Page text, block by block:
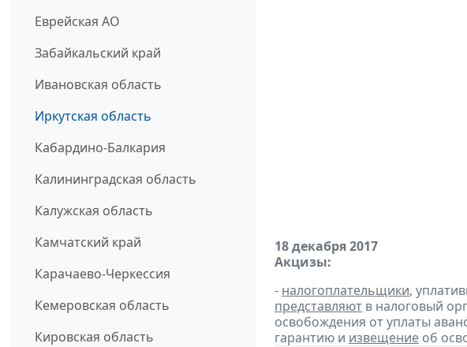
Еврейская АО
Забайкальский край
Ивановская область
Иркутская область
Кабардино-Балкария
Калининградская область
Калужская область
Камчатский край
Карачаево-Черкессия
Кемеровская область
Кировская область
18 декабря 2017
Акцизы:
- налогоплательщики,
представляют в налоговый
освобождения от уплаты
гарантию и извещение об